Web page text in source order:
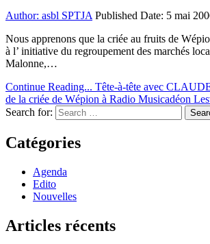
Author: asbl SPTJA Published Date: 5 mai
Nous apprenons que la criée au fruits de
à l’ initiative du regroupement des marchés
Malonne,…
Continue Reading... Tête-à-tête avec
de la criée de Wépion à Radio Musicadéon
Search for:
Catégories
Agenda
Edito
Nouvelles
Articles récents